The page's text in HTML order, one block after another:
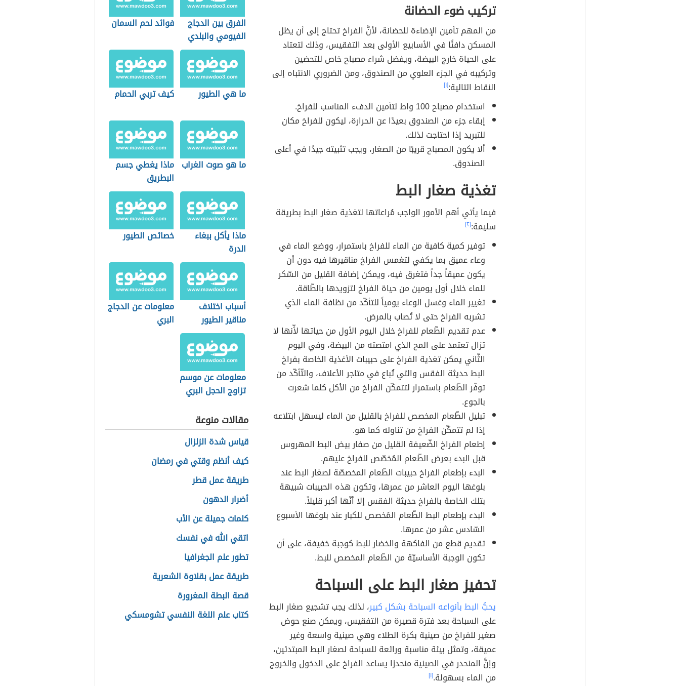
تركيب ضوء الحضانة
من المهم تأمين الإضاءة للحضانة، لأنَّ الفراخ تحتاج إلى أن يظل
المسكن دافئًا في الأسابيع الأولى بعد التفقيس، وذلك لتعتاد
على الحياة خارج البيضة، ويفضل شراء مصباح خاص للتحضين
وتركيبه في الجزء العلوي من الصندوق، ومن الضروري الانتباه إلى
النقاط التالية:[١]
استخدام مصباح 100 واط لتأمين الدفء المناسب للفراخ.
إبقاء جزء من الصندوق بعيدًا عن الحرارة، ليكون للفراخ مكان
للتبريد إذا احتاجت لذلك.
ألا يكون المصباح قريبًا من الصغار، ويجب تثبيته جيدًا في أعلى
الصندوق.
تغذية صغار البط
فيما يأتي أهم الأمور الواجب مُراعاتها لتغذية صغار البط بطريقة
سليمة:[٢]
توفير كمية كافية من الماء للفراخ باستمرار، ووضع الماء في
وعاء عميق بما يكفي لتغمس الفراخ مناقيرها فيه دون أن
يكون عميقاََ جداََ فتغرق فيه، ويمكن إضافة القليل من السّكر
للماء خلال أول يومين من حياة الفراخ لتزويدها بالطّاقة.
تغيير الماء وغسل الوعاء يومياََ للتأكّد من نظافة الماء الذي
تشربه الفراخ حتى لا تُصاب بالمرض.
عدم تقديم الطّعام للفراخ خلال اليوم الأول من حياتها لأّنها لا
تزال تعتمد على المح الذي امتصته من البيضة، وفي اليوم
الثّاني يمكن تغذية الفراخ على حبيبات الأغذية الخاصة بفراخ
البط حديثة الفقس والتي تُباع في متاجر الأعلاف، والتّأكّد من
توفّر الطّعام باستمرار لتتمكّن الفراخ من الأكل كلما شعرت
بالجوع.
تبليل الطّعام المخصص للفراخ بالقليل من الماء ليسهل ابتلاعه
إذا لم تتمكّن الفراخ من تناوله كما هو.
إطعام الفراخ الضّعيفة القليل من صفار بيض البط المهروس
قبل البدء بعرض الطّعام المُخصّص للفراخ عليهم.
البدء بإطعام الفراخ حبيبات الطّعام المخصصّة لصغار البط عند
بلوغها اليوم العاشر من عمرها، وتكون هذه الحبيبات شبيهة
بتلك الخاصة بالفراخ حديثة الفقس إلا أنّها أكبر قليلاً.
البدء بإطعام البط الطّعام المُخصص للكبار عند بلوغها الأسبوع
السّادس عشر من عمرها.
تقديم قطع من الفاكهة والخضار للبط كوجبة خفيفة، على أن
تكون الوجبة الأساسيّة من الطّعام المخصص للبط.
تحفيز صغار البط على السباحة
يحبُّ البط بأنواعه السباحة بشكل كبير، لذلك يجب تشجيع صغار البط
على السباحة بعد فترة قصيرة من التفقيس، ويمكن صنع حوض
صغير للفراخ من صينية بكرة الطلاء وهي صينية واسعة وغير
عميقة، وتمثل بيئة مناسبة ورائعة للسباحة لصغار البط المبتدئين،
وإنَّ المنحدر في الصينية منحدرًا يساعد الفراخ على الدخول والخروج
من الماء بسهولة.[١]
الفرق بين الدجاج
الفيومي والبلدي
فوائد لحم السمان
ما هي الطيور كيف تربي الحمام
ما هو صوت الغراب ماذا يغطي جسم
البطريق
ماذا يأكل ببغاء
الدرة
خصائص الطيور
أسباب اختلاف
مناقير الطيور
معلومات عن الدجاج
البري
معلومات عن موسم
تزاوج الحجل البري
مقالات منوعة
قياس شدة الزلزال
كيف أنظم وقتي في رمضان
طريقة عمل قطر
أضرار الدهون
كلمات جميلة عن الأب
اتقي الله في نفسك
تطور علم الجغرافيا
طريقة عمل بقلاوة الشعرية
قصة البطة المغرورة
كتاب علم اللغة النفسي تشومسكي